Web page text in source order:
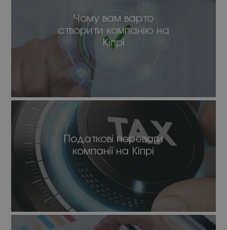
Чому вам варто
створити компанію на
Кіпрі
Податкові переваги
компанії на Кіпрі